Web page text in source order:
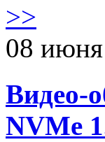
>>
08
Видео-
NVMe